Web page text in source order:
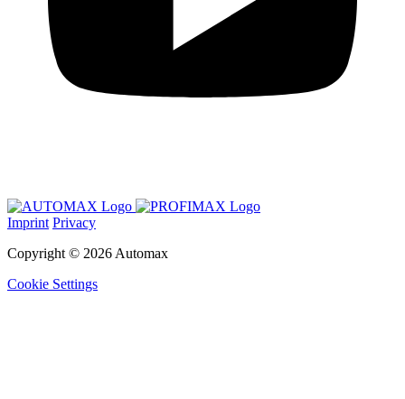
Imprint Privacy
Copyright © 2026 Automax
Cookie Settings